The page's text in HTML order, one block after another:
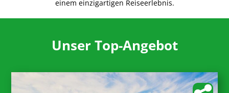
einem einzigartigen Reiseerlebnis.
Unser Top-Angebot